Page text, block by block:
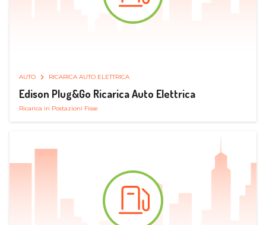
AUTO RICARICA AUTO ELETTRICA
Edison Plug&Go Ricarica Auto Elettrica
Ricarica in Postazioni Fisse